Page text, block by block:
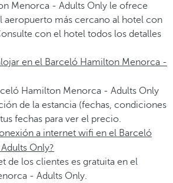
Menorca - Adults Only le ofrece
aeropuerto más cercano al hotel con
con el hotel todos los detalles
en el Barceló Hamilton Menorca -
Hamilton Menorca - Adults Only
de la estancia (fechas, condiciones
fechas para ver el precio.
a internet wifi en el Barceló
Only?
de los clientes es gratuita en el
- Adults Only.